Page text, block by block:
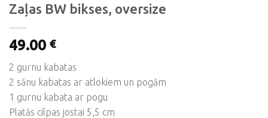
Zaļas BW bikses, oversize
49.00 €
2 gurnu kabatas
2 sānu kabatas ar atlokiem un pogām
1 gurnu kabata ar pogu
Platās cilpas jostai 5,5 cm